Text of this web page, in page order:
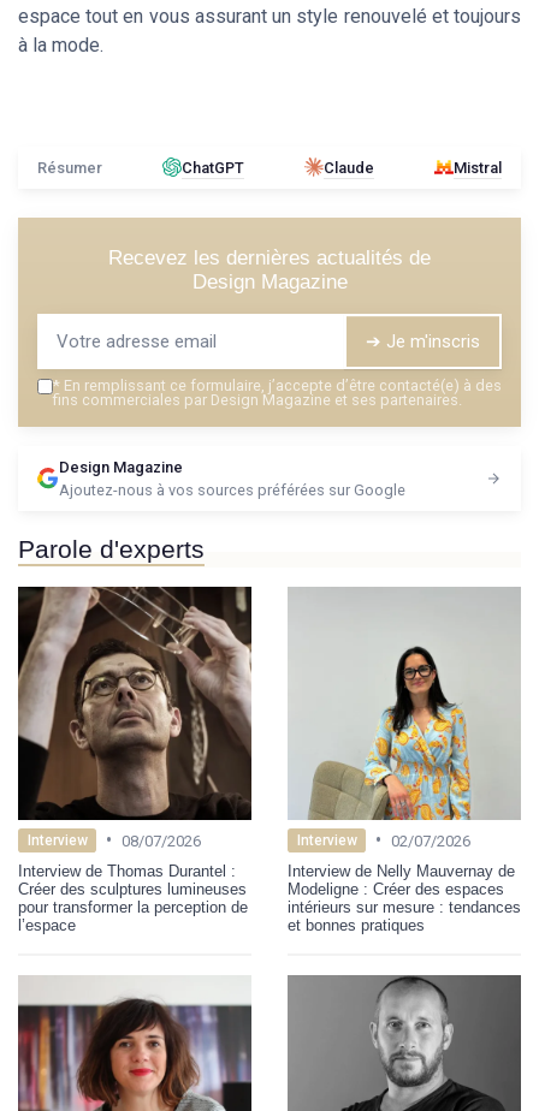
espace tout en vous assurant un style renouvelé et toujours
à la mode.
Résumer ChatGPT Claude Mistral
Recevez les dernières actualités de
Design Magazine
➔ Je m'inscris
* En remplissant ce formulaire, j’accepte d’être contacté(e) à des
fins commerciales par Design Magazine et ses partenaires.
Design Magazine
Ajoutez-nous à vos sources préférées sur Google
Parole d'experts
Interview • 08/07/2026
Interview de Thomas Durantel :
Créer des sculptures lumineuses
pour transformer la perception de
l’espace
Interview • 02/07/2026
Interview de Nelly Mauvernay de
Modeligne : Créer des espaces
intérieurs sur mesure : tendances
et bonnes pratiques